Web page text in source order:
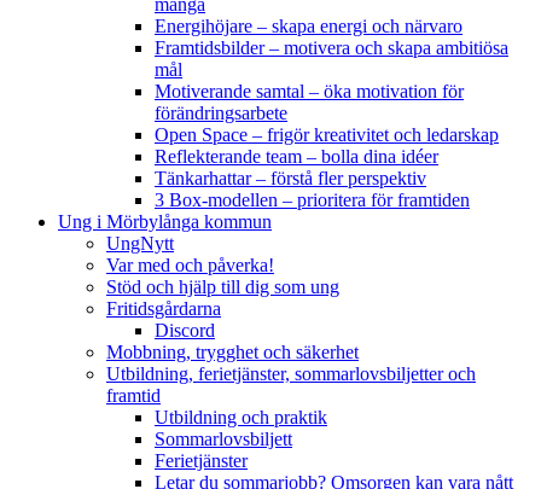
Energihöjare – skapa energi och närvaro
Framtidsbilder – motivera och skapa ambitiösa
mål
Motiverande samtal – öka motivation för
förändringsarbete
Open Space – frigör kreativitet och ledarskap
Reflekterande team – bolla dina idéer
Tänkarhattar – förstå fler perspektiv
3 Box-modellen – prioritera för framtiden
Ung i Mörbylånga kommun
UngNytt
Var med och påverka!
Stöd och hjälp till dig som ung
Fritidsgårdarna
Discord
Mobbning, trygghet och säkerhet
Utbildning, ferietjänster, sommarlovsbiljetter och
framtid
Utbildning och praktik
Sommarlovsbiljett
Ferietjänster
Letar du sommarjobb? Omsorgen kan vara nått